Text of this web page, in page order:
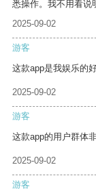
悉操作。我不用看说
2025-09-02
游客
这款app是我娱乐的
2025-09-02
游客
这款app的用户群体
2025-09-02
游客